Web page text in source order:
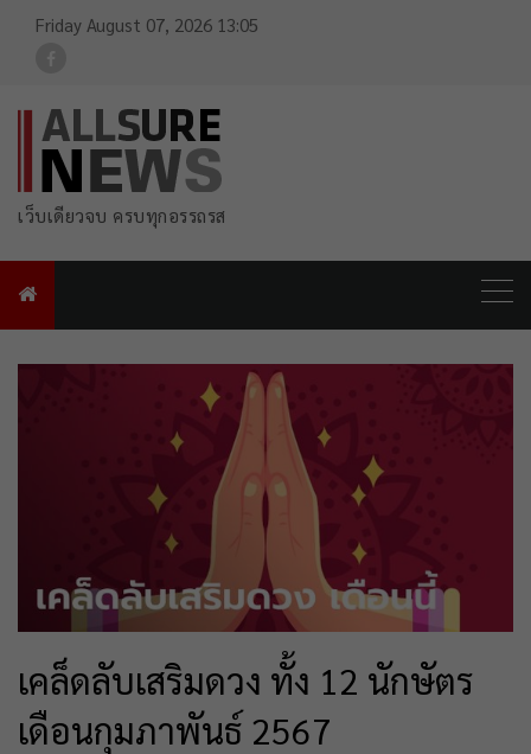
Friday August 07, 2026 13:05
เว็บเดียวจบ ครบทุกอรรถรส
เคล็ดลับเสริมดวง ทั้ง 12 นักษัตร
เดือนกุมภาพันธ์ 2567